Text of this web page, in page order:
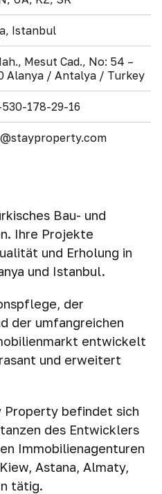
Istanbul
Mesut Cad., No: 54 –
Alanya / Antalya / Turkey
178-29-16
Bau- und
Ihre Projekte
und Erholung in
und Istanbul.
der
der umfangreichen
entwickelt
und erweitert
Property befindet sich
des Entwicklers
Immobilienagenturen
Astana, Almaty,
tätig.